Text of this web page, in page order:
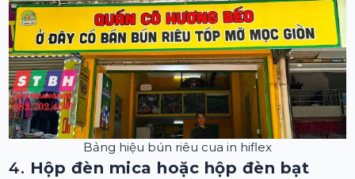
Bảng hiệu bún riêu cua in hiflex
4. Hộp đèn mica hoặc hộp đèn bạt